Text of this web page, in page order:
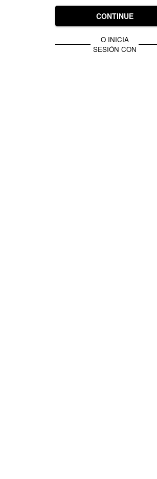
CONTINUE
O INICIA
SESIÓN CON